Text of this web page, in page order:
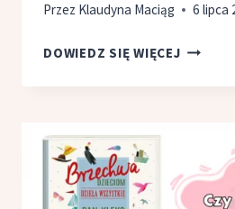
Przez Klaudyna Maciąg 6 lipca
DOWIEDZ SIĘ WIĘCEJZAJRZYJ
NA
O